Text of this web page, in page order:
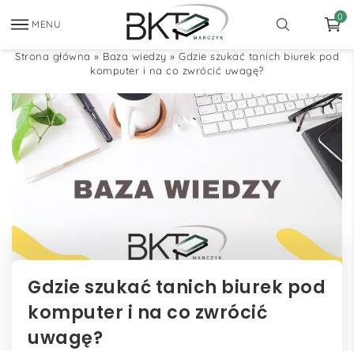
MENU
0
Strona główna » Baza wiedzy » Gdzie szukać tanich biurek pod
komputer i na co zwrócić uwagę?
Gdzie szukać tanich biurek pod
komputer i na co zwrócić
uwagę?